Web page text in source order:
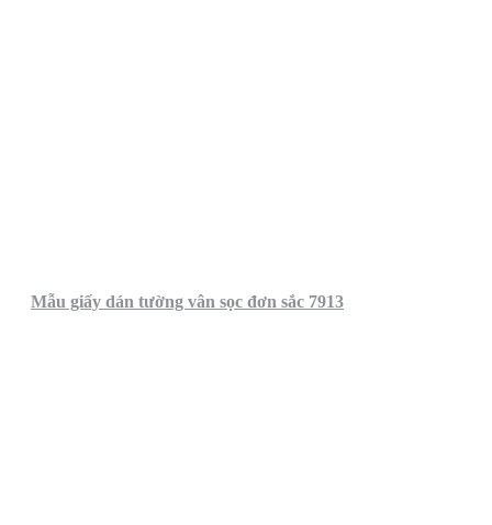
Mẫu giấy dán tường vân sọc đơn sắc 7913